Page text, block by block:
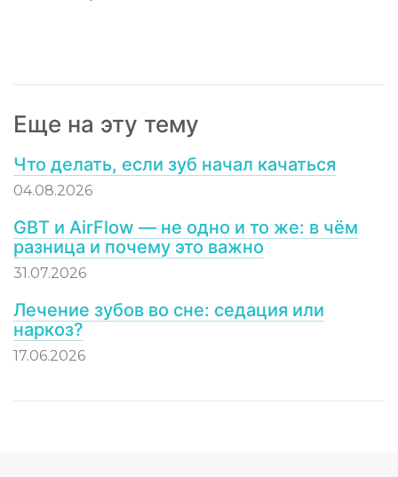
Еще на эту тему
Что делать, если зуб начал качаться
04.08.2026
GBT и AirFlow — не одно и то же: в чём
разница и почему это важно
31.07.2026
Лечение зубов во сне: седация или
наркоз?
17.06.2026